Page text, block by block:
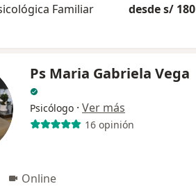
Familiar desde s/ 180
Ps Maria Gabriela Vega
Psicólogo · Ver más
16 opinión
Online